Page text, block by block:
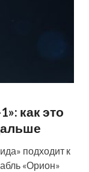
как это
подходит к
«Орион»